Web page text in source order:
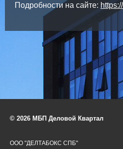
Подробности на сайте:
© 2026 МБП Деловой Квартал
ООО "ДЕЛТАБОКС СПБ"